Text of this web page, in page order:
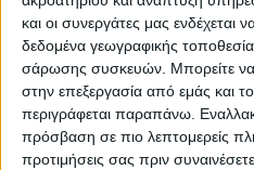
και οι συνεργάτες μας ενδέχεται
δεδομένα γεωγραφικής
σάρωσης συσκευών. Μπορείτε να
στην επεξεργασία από εμάς και
περιγράφεται παραπάνω.
πρόσβαση σε πιο λεπτομερείς
προτιμήσεις σας πριν
ΠΑΡΟΜΟΙΑ ΑΡΘΡΑ